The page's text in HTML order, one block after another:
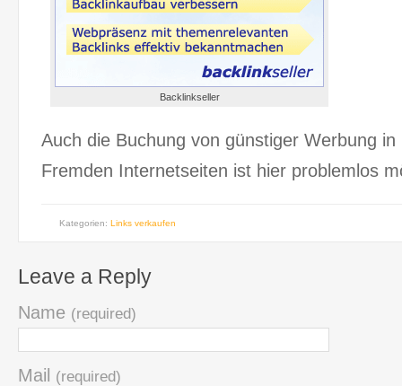
Backlinkseller
Auch die Buchung von günstiger Werbung
Fremden Internetseiten ist hier problemlos
Kategorien: Links verkaufen
Leave a Reply
Name (required)
Mail (required)